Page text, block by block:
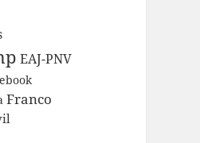
EAJ-PNV
Franco